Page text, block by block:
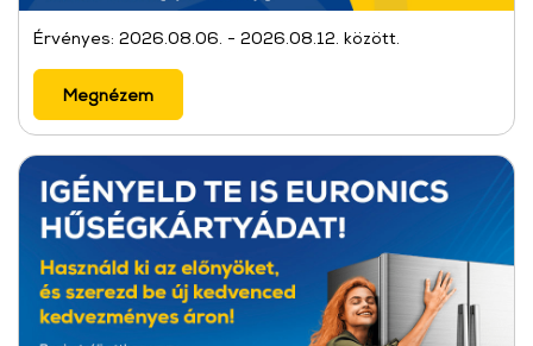
Érvényes: 2026.08.06. - 2026.08.12. között.
Megnézem